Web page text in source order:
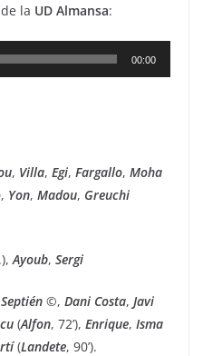
la UD Almansa:
00:00
, Villa, Egi, Fargallo, Moha
, Yon, Madou, Greuchi
Ayoub, Sergi
Septién ©, Dani Costa, Javi
(Alfon, 72’), Enrique, Isma
(Landete, 90’).